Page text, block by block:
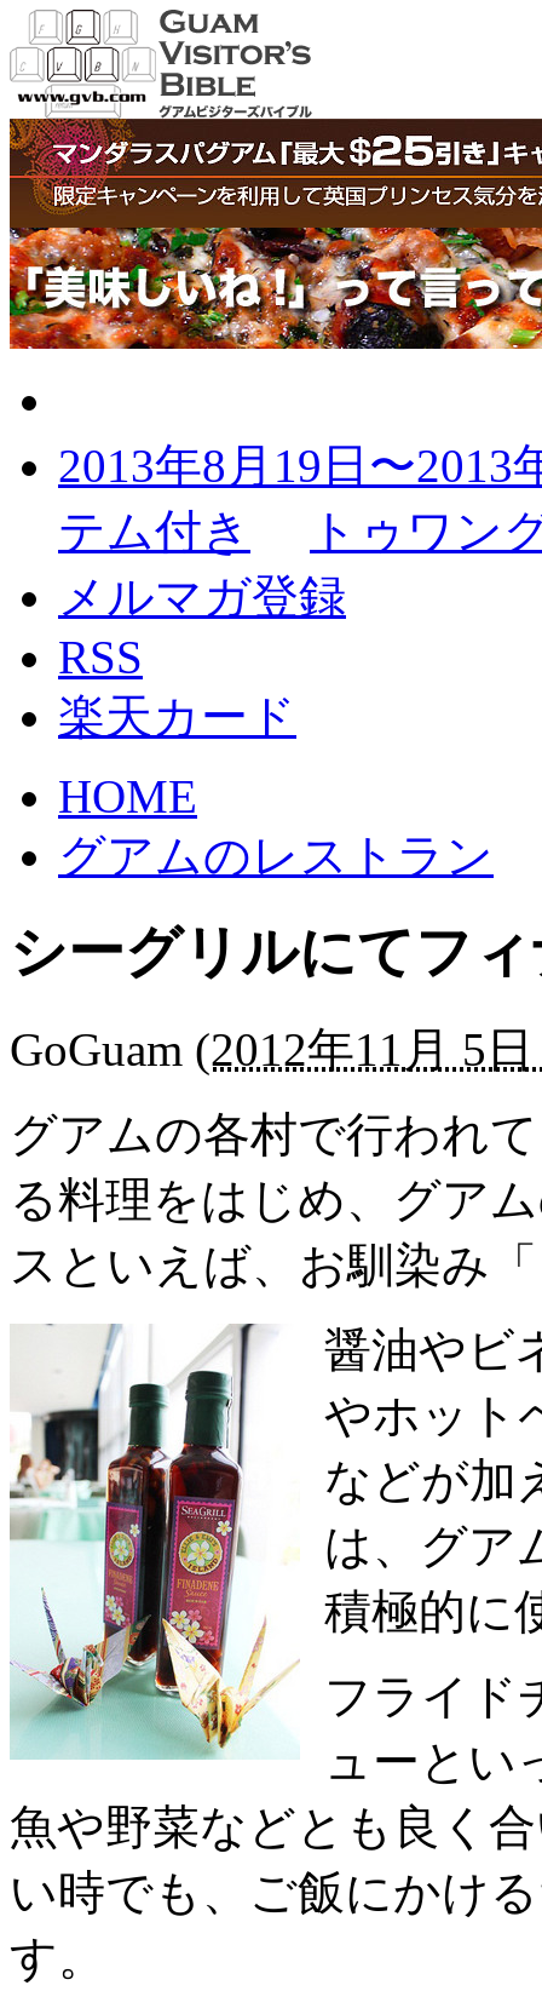
2013年8月19日〜2013
テム付き
トゥワン
メルマガ登録
RSS
楽天カード
HOME
グアムのレストラン
シーグリルにてフ
GoGuam (2012年11月 5
グアムの各村で行われ
る料理をはじめ、グア
スといえば、お馴染み
醤油やビ
やホット
などが加
は、グア
積極的に
フライド
ューとい
魚や野菜などとも良く
い時でも、ご飯にかけ
す。